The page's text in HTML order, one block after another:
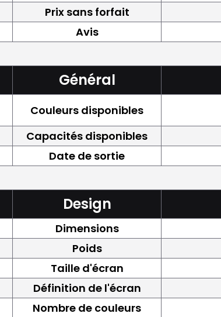
Prix sans forfait
Avis
Général
Couleurs disponibles
Capacités disponibles
Date de sortie
Design
Dimensions
Poids
Taille d'écran
Définition de l'écran
Nombre de couleurs